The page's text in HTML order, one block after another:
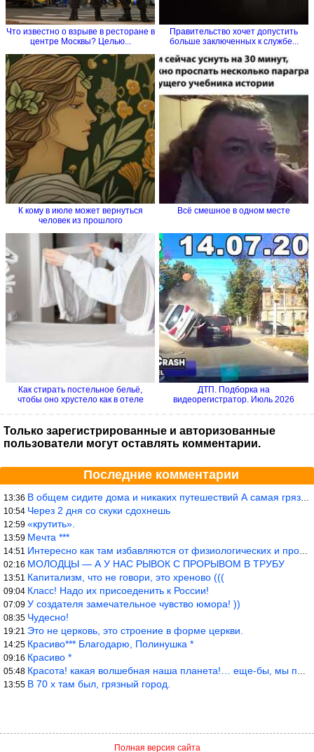
Что известно о взрыве в ресторане в
центре Москвы? Целью...
Правительство хочет допустить
больше заключенных к службе...
К кому в июле может вернуться
человек из прошлого
Всё смешное в одном месте
Как стирать постельное бельё,
чтобы оно хрустело как в отеле
ДТП. Подборка на
видеорегистратор. Июль 2026
Только зарегистрированные и авторизованные
пользователи могут оставлять комментарии.
Последние комментарии
13:36 В общем сидите дома и никаких путешествий А самая грязная в от
10:54 Через 2 дня со скуки сдохнешь
12:59 «крутить».
13:59 Мечта ***
14:51 Интересно как там избавляются от физиологических и прочих отходо
02:16 МОЛОДЦЫ — А У НАС РЫВОК С ПРОРЫВОМ В ТРУБУ
13:51 Капитализм, что не говори, это хреново (((
09:04 Класс! Надо их присоеденить к России!
07:09 У создателя замечательное чувство юмора! ))
08:35 Чудесно!
19:21 Это не церковь, это строение в форме церкви.
14:25 Красиво*** Благодарю, Полинушка *
09:16 Красиво *
05:48 Красота! какая волшебная наша планета!… еще-бы, мы понимали это…
13:55 В 70 х там был, грязный город.
Полная версия сайта